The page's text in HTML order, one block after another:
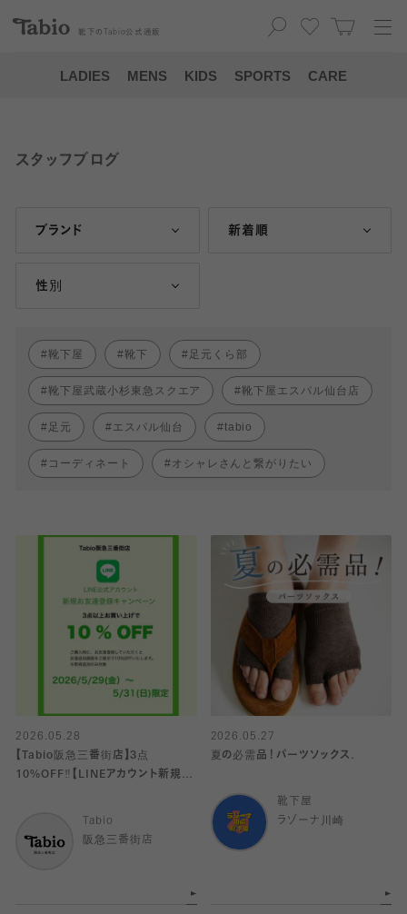
靴下の Tabio 公式通販
LADIES MENS KIDS SPORTS CARE
スタッフブログ
ブランド 新着順
性別
靴下屋 靴下 足元くら部
靴下屋武蔵小杉東急スクエア 靴下屋エスパル仙台店
足元 エスパル仙台 tabio
コーディネート オシャレさんと繋がりたい
2026.05.28
【Tabio阪急三番街店】3点
10%OFF‼︎【LINEアカウント新規お
Tabio
阪急三番街店
2026.05.27
夏の必需品！パーツソックス.
靴下屋
ラゾーナ川崎